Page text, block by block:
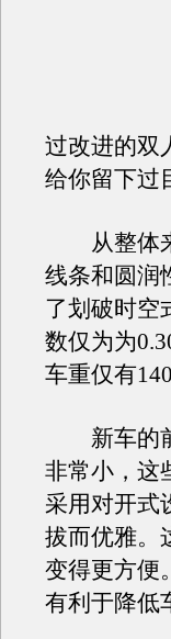
过改进的双
给你留下过
从整体来
线条和圆润
了划破时空
数仅为为
车重仅有
新车的前
非常小，这
采用对开式
拔而优雅。
变得更方便
有利于降低